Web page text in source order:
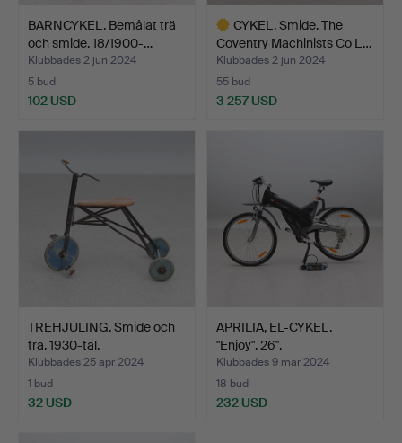
BARNCYKEL. Bemålat trä
och smide. 18/1900-…
Klubbades 2 jun 2024
5 bud
102 USD
CYKEL. Smide. The
Coventry Machinists Co L…
Klubbades 2 jun 2024
55 bud
3 257 USD
TREHJULING. Smide och
trä. 1930-tal.
Klubbades 25 apr 2024
1 bud
32 USD
APRILIA, EL-CYKEL.
"Enjoy". 26".
Klubbades 9 mar 2024
18 bud
232 USD